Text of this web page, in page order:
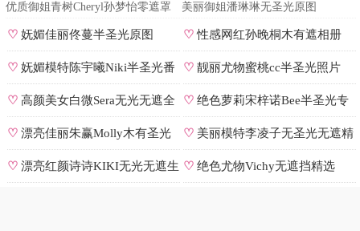
优质御姐青树Cheryl孙梦怡零遮罩
美丽御姐潘琳琳无圣光原图
♡妩媚佳丽佟蔓半圣光原图 ♡性感网红孙晚桐木有遮相册
♡妩媚模特陈宇曦Niki半圣光番
号
♡ 靓丽尤物蜜桃cc半圣光照片
♡高颜美女白微Sera无光无遮全
集
♡ 绝色萝莉宋梓诺Bee半圣光专
辑
♡漂亮佳丽朱赢Molly木有圣光
原图
♡ 美丽模特李凌子无圣光无遮精
选
♡漂亮红颜诗诗KIKI无光无遮生 ♡ 绝色尤物Vichy无遮挡精选